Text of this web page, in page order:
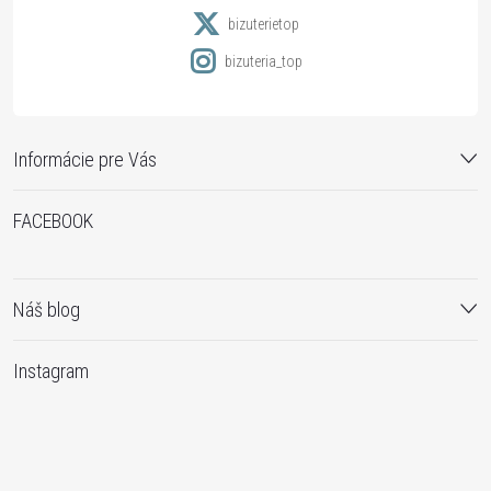
Informácie pre Vás
bizuterietop
bizuteria_top
FACEBOOK
Náš blog
Instagram